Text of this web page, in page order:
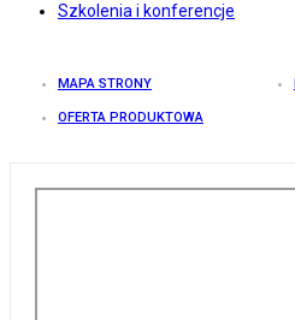
Szkolenia i konferencje
MAPA STRONY
OFERTA PRODUKTOWA